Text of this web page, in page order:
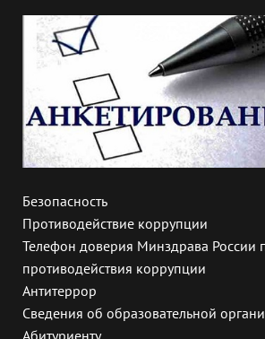
Безопасность
Противодействие коррупции
Телефон доверия Минздрава России
противодействия коррупции
Антитеррор
Сведения об образовательной